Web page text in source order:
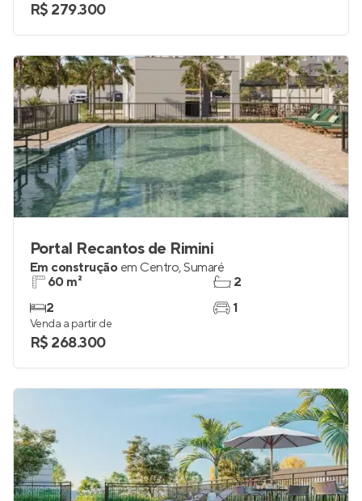
R$ 279.300
Portal Recantos de Rimini
Em construção em Centro,Sumaré
60 m²
2
2
1
Venda a partir de
R$ 268.300